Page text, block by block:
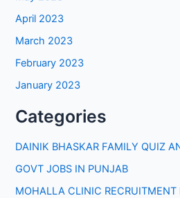
April 2023
March 2023
February 2023
January 2023
Categories
DAINIK BHASKAR FAMILY QUIZ
GOVT JOBS IN PUNJAB
MOHALLA CLINIC